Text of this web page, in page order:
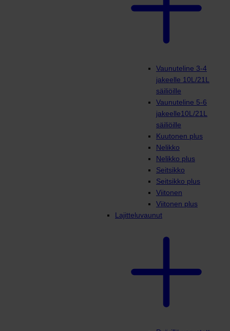
Vaunuteline 3-4
jakeelle 10L/21L
säiliöille
Vaunuteline 5-6
jakeelle10L/21L
säiliöille
Kuutonen plus
Nelikko
Nelikko plus
Seitsikko
Seitsikko plus
Viitonen
Viitonen plus
Lajitteluvaunut